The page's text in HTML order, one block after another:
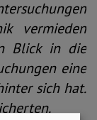
vermieden
Blick in die
eine
sich hat.